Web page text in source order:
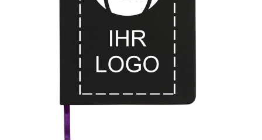
und
Pfeiltasten
zum
Schwenken.